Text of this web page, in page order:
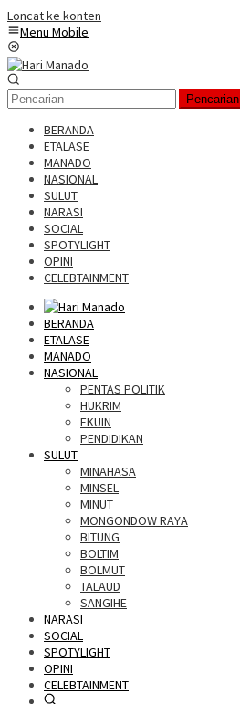
Loncat ke konten
Menu Mobile
Pencarian
BERANDA
ETALASE
MANADO
NASIONAL
SULUT
NARASI
SOCIAL
SPOTYLIGHT
OPINI
CELEBTAINMENT
BERANDA
ETALASE
MANADO
NASIONAL
PENTAS POLITIK
HUKRIM
EKUIN
PENDIDIKAN
SULUT
MINAHASA
MINSEL
MINUT
MONGONDOW RAYA
BITUNG
BOLTIM
BOLMUT
TALAUD
SANGIHE
NARASI
SOCIAL
SPOTYLIGHT
OPINI
CELEBTAINMENT